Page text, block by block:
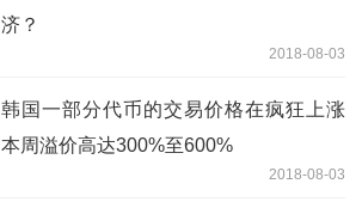
济？
2018-08-03
韩国一部分代币的交易价格在疯狂上涨
本周溢价高达300%至600%
2018-08-03